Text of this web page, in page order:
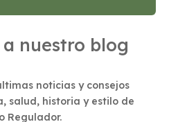
nuestro blog
noticias y consejos
salud, historia y estilo de
Regulador.